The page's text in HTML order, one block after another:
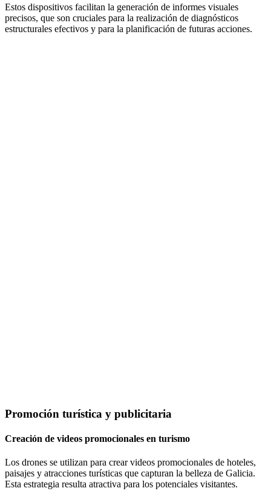
Estos dispositivos facilitan la generación de informes visuales
precisos, que son cruciales para la realización de diagnósticos
estructurales efectivos y para la planificación de futuras acciones.
Promoción turística y publicitaria
Creación de videos promocionales en turismo
Los drones se utilizan para crear videos promocionales de hoteles,
paisajes y atracciones turísticas que capturan la belleza de Galicia.
Esta estrategia resulta atractiva para los potenciales visitantes.